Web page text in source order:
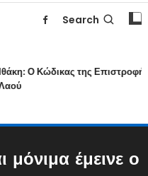
Search
Ο Κώδικας της Επιστροφής
μόνιμα έμεινε ο